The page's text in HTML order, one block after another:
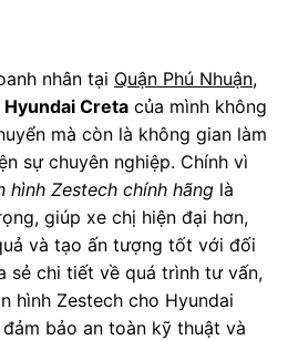
nhân tại Quận Phú Nhuận,
Hyundai Creta của mình không
mà còn là không gian làm
sự chuyên nghiệp. Chính vì
hình Zestech chính hãng là
giúp xe chị hiện đại hơn,
và tạo ấn tượng tốt với đối
sẻ chi tiết về quá trình tư vấn,
hình Zestech cho Hyundai
bảo an toàn kỹ thuật và